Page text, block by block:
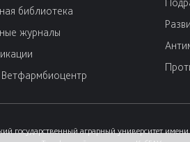
библиотека
журналы
аграрный университет